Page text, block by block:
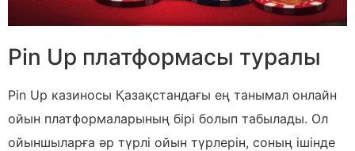
Pin Up платформасы туралы
Pin Up казиносы Қазақстандағы ең танымал онлайн
ойын платформаларының бірі болып табылады. Ол
ойыншыларға әр түрлі ойын түрлерін, соның ішінде